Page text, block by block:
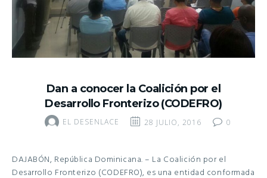
Dan a conocer la Coalición por el
Desarrollo Fronterizo (CODEFRO)
EL DESENLACE 28 JULIO, 2016 0
DAJABÓN, República Dominicana. – La Coalición por el
Desarrollo Fronterizo (CODEFRO), es una entidad conformada